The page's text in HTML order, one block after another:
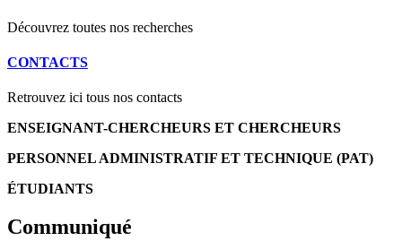
Découvrez toutes nos recherches
CONTACTS
Retrouvez ici tous nos contacts
ENSEIGNANT-CHERCHEURS ET CHERCHEURS
PERSONNEL ADMINISTRATIF ET TECHNIQUE (PAT)
ÉTUDIANTS
Communiqué